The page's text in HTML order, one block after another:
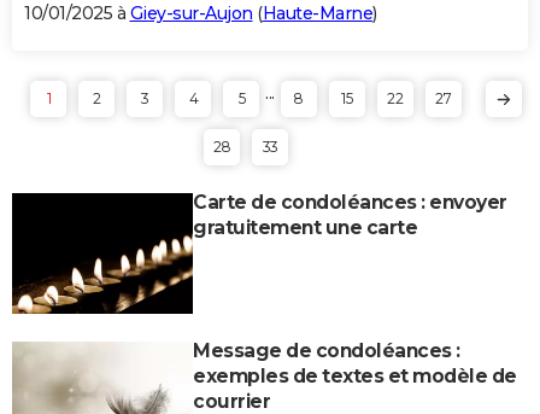
10/01/2025 à Giey-sur-Aujon (Haute-Marne)
1 2 3 4 5 ... 8 15 22 27
28 33
Carte de condoléances : envoyer
gratuitement une carte
Message de condoléances :
exemples de textes et modèle de
courrier